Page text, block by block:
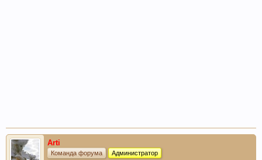
Arti
Команда форума Администратор